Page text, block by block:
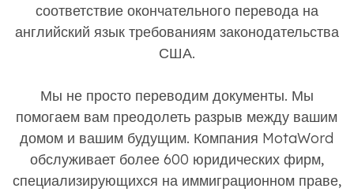
соответствие окончательного перевода на
английский язык требованиям законодательства
США.
Мы не просто переводим документы. Мы
помогаем вам преодолеть разрыв между вашим
домом и вашим будущим. Компания MotaWord
обслуживает более 600 юридических фирм,
специализирующихся на иммиграционном праве,